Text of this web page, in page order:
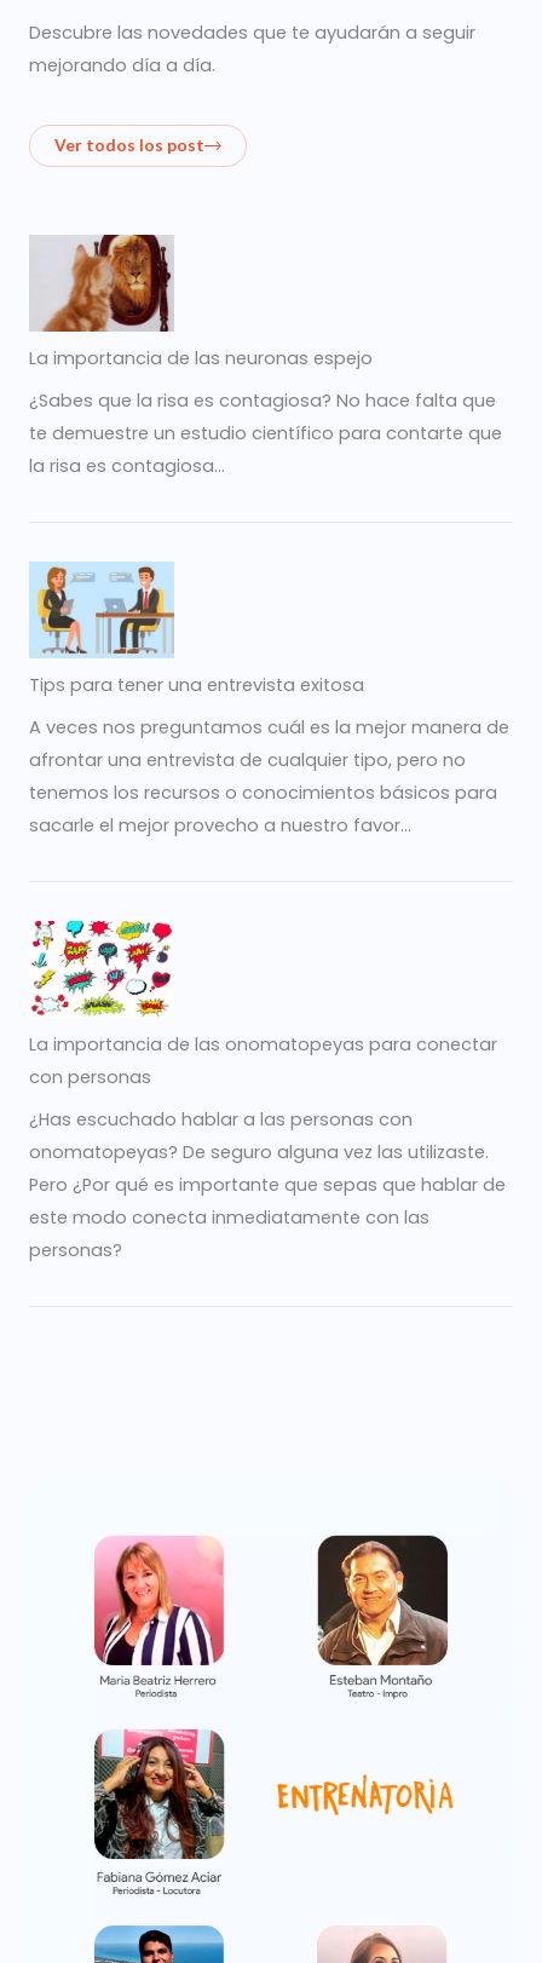
Descubre las novedades que te ayudarán a seguir
mejorando día a día.
Ver todos los post
La importancia de las neuronas espejo
¿Sabes que la risa es contagiosa? No hace falta que
te demuestre un estudio científico para contarte que
la risa es contagiosa…
Tips para tener una entrevista exitosa
A veces nos preguntamos cuál es la mejor manera de
afrontar una entrevista de cualquier tipo, pero no
tenemos los recursos o conocimientos básicos para
sacarle el mejor provecho a nuestro favor...
La importancia de las onomatopeyas para conectar
con personas
¿Has escuchado hablar a las personas con
onomatopeyas? De seguro alguna vez las utilizaste.
Pero ¿Por qué es importante que sepas que hablar de
este modo conecta inmediatamente con las
personas?